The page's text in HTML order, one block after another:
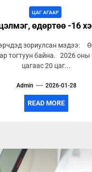
ЦАГ АГААР
өдөртөө -16
зориулсан мэдээ:
тогтуун байна. 2026
цагаас 20 цаг...
Admin 2026-01-28
READ MORE